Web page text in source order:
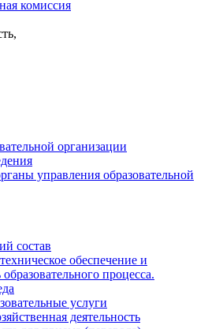
комиссия
организации
управления образовательной
состав
обеспечение и
процесса.
услуги
деятельность